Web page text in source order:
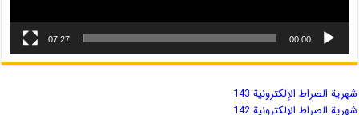
00:00
07:27
شهریة الصراط الإلكترونية 143
شهریة الصراط الإلكترونية 142